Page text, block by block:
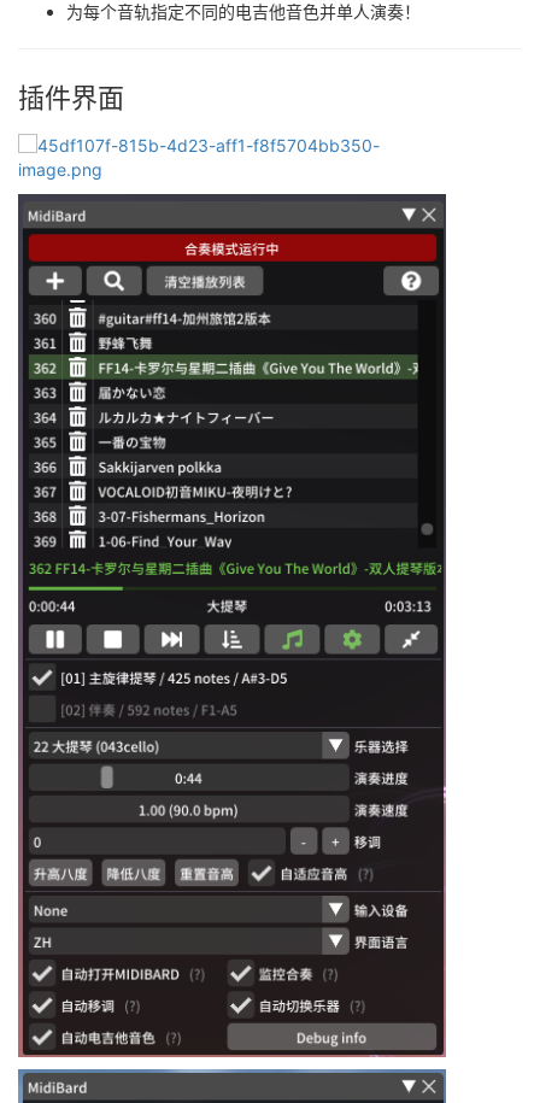
为每个音轨指定不同的电吉他音色并单人演奏！
插件界面